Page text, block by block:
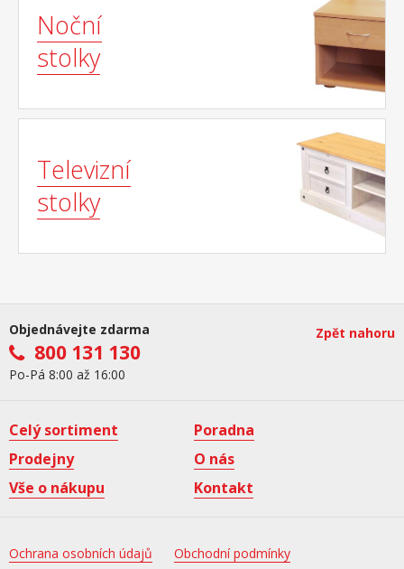
Noční
stolky
Televizní
stolky
Objednávejte zdarma
800 131 130
Po-Pá 8:00 až 16:00
Zpět nahoru
Celý sortiment
Poradna
Prodejny
O nás
Vše o nákupu
Kontakt
Ochrana osobních údajů Obchodní podmínky